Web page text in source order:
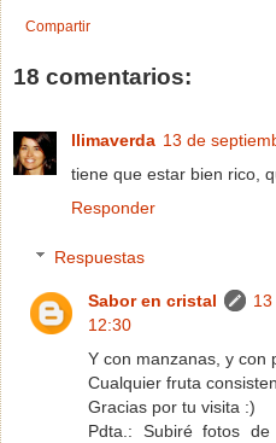
Compartir
18 comentarios:
llimaverda 13 de
tiene que estar bien rico,
Responder
Respuestas
Sabor en cristal
12:30
Y con manzanas, y con
Cualquier fruta
Gracias por tu visita :)
Pdta.: Subiré fotos